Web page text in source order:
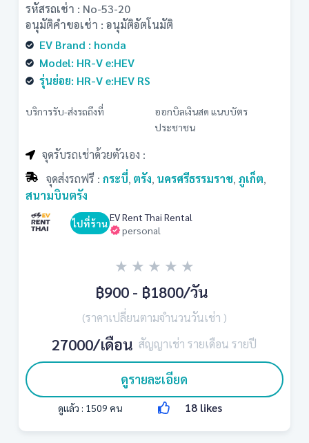
รหัสรถเช่า : No-53-20
อนุมัติคำขอเช่า : อนุมัติอัตโนมัติ
EV Brand : honda
Model: HR-V e:HEV
รุ่นย่อย: HR-V e:HEV RS
บริการรับ-ส่งรถถึงที่
ออกบิลเงินสด แนบบัตร
ประชาชน
จุดรับรถเช่าด้วยตัวเอง :
จุดส่งรถฟรี : กระบี่, ตรัง, นครศรีธรรมราช, ภูเก็ต,
สนามบินตรัง
ไปที่ร้าน
personal
EV Rent Thai Rental
฿900 - ฿1800/วัน
(ราคาเปลี่ยนตามจำนวนวันเช่า )
27000/เดือน สัญญาเช่า รายเดือน รายปี
★ ★ ★ ★ ★
ดูรายละเอียด
ดูแล้ว : 1509 คน 18 likes